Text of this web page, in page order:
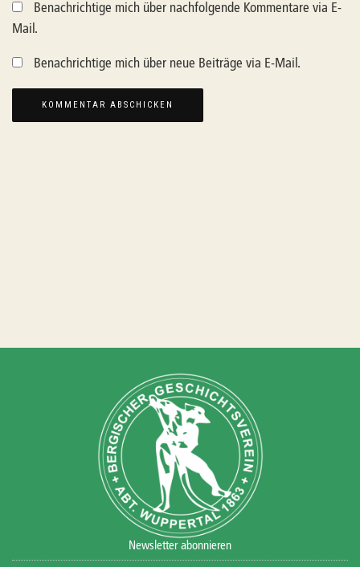
Benachrichtige mich über nachfolgende Kommentare via E-
Mail.
Benachrichtige mich über neue Beiträge via E-Mail.
Newsletter abonnieren